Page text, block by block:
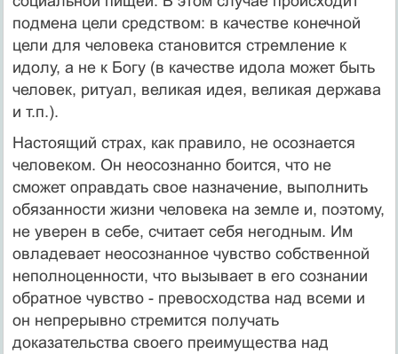
подмена цели средством: в качестве конечной
цели для человека становится стремление к
идолу, а не к Богу (в качестве идола может быть
человек, ритуал, великая идея, великая держава
и т.п.).
Настоящий страх, как правило, не осознается
человеком. Он неосознанно боится, что не
сможет оправдать свое назначение, выполнить
обязанности жизни человека на земле и, поэтому,
не уверен в себе, считает себя негодным. Им
овладевает неосознанное чувство собственной
неполноценности, что вызывает в его сознании
обратное чувство - превосходства над всеми и
он непрерывно стремится получать
доказательства своего преимущества над